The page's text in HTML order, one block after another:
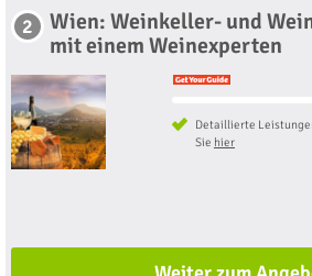
2
Wien: Weinkeller- und
mit einem Weinexperten
Detaillierte
Sie hier